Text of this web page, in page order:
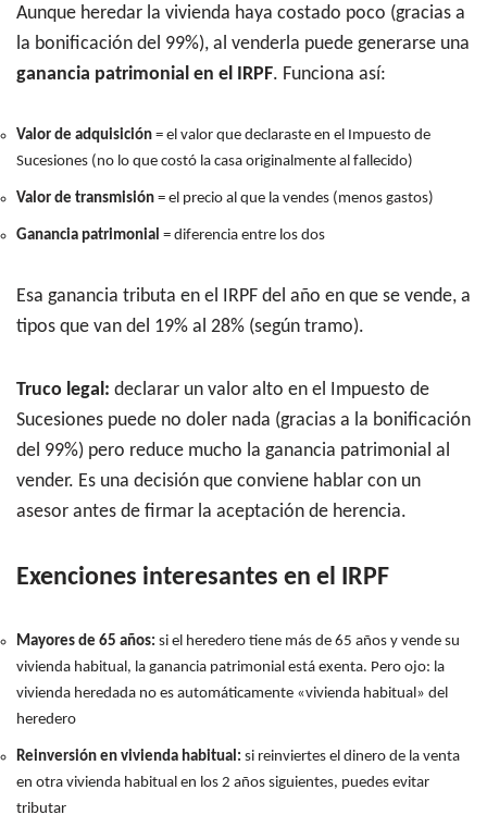
Aunque heredar la vivienda haya costado poco (gracias a
la bonificación del 99%), al venderla puede generarse una
ganancia patrimonial en el IRPF. Funciona así:
Valor de adquisición = el valor que declaraste en el Impuesto de
Sucesiones (no lo que costó la casa originalmente al fallecido)
Valor de transmisión = el precio al que la vendes (menos gastos)
Ganancia patrimonial = diferencia entre los dos
Esa ganancia tributa en el IRPF del año en que se vende, a
tipos que van del 19% al 28% (según tramo).
Truco legal: declarar un valor alto en el Impuesto de
Sucesiones puede no doler nada (gracias a la bonificación
del 99%) pero reduce mucho la ganancia patrimonial al
vender. Es una decisión que conviene hablar con un
asesor antes de firmar la aceptación de herencia.
Exenciones interesantes en el IRPF
Mayores de 65 años: si el heredero tiene más de 65 años y vende su
vivienda habitual, la ganancia patrimonial está exenta. Pero ojo: la
vivienda heredada no es automáticamente «vivienda habitual» del
heredero
Reinversión en vivienda habitual: si reinviertes el dinero de la venta
en otra vivienda habitual en los 2 años siguientes, puedes evitar
tributar